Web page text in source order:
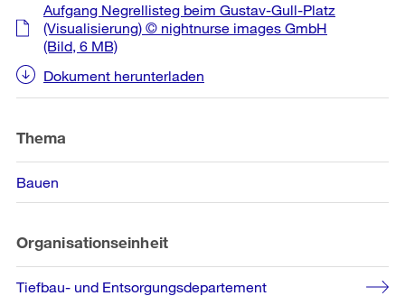
Aufgang Negrellisteg beim Gustav-Gull-Platz
(Visualisierung) © nightnurse images GmbH
(Bild, 6 MB)
Dokument herunterladen
Thema
Bauen
Organisationseinheit
Tiefbau- und Entsorgungsdepartement